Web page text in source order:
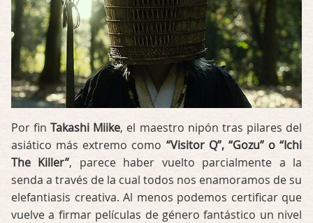
Por finTakashi Miike, el maestro nipón tras pilares del
asiático más extremo como “Visitor Q”, “Gozu” o “Ichi
The Killer”, parece haber vuelto parcialmente a la
senda a través de la cual todos nos enamoramos de su
elefantiasis creativa. Al menos podemos certificar que
vuelve a firmar películas de género fantástico un nivel